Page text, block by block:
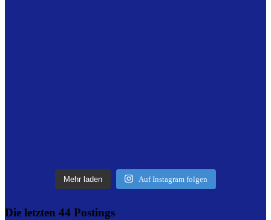
Mehr laden Auf Instagram folgen
Die letzten 44 Postings